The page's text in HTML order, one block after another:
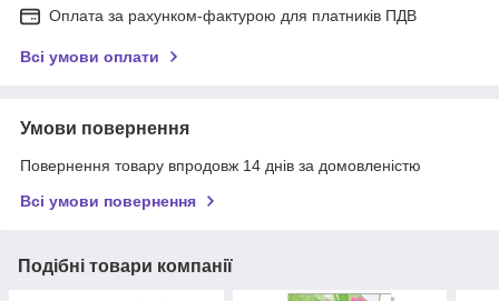
Оплата за рахунком-фактурою для платників ПДВ
Всі умови оплати
Умови повернення
Повернення товару впродовж 14 днів за домовленістю
Всі умови повернення
Подібні товари компанії